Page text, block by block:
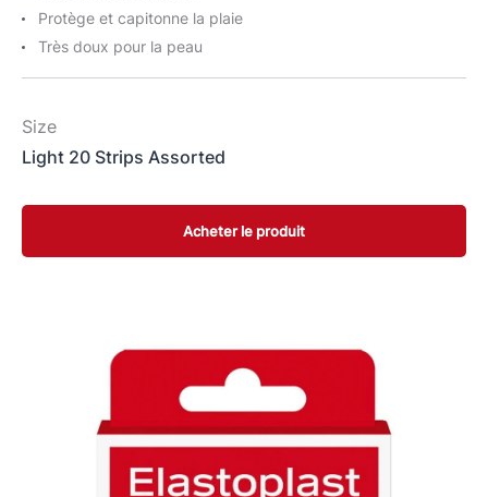
Protège et capitonne la plaie
Très doux pour la peau
Size
Light 20 Strips Assorted
Acheter le produit